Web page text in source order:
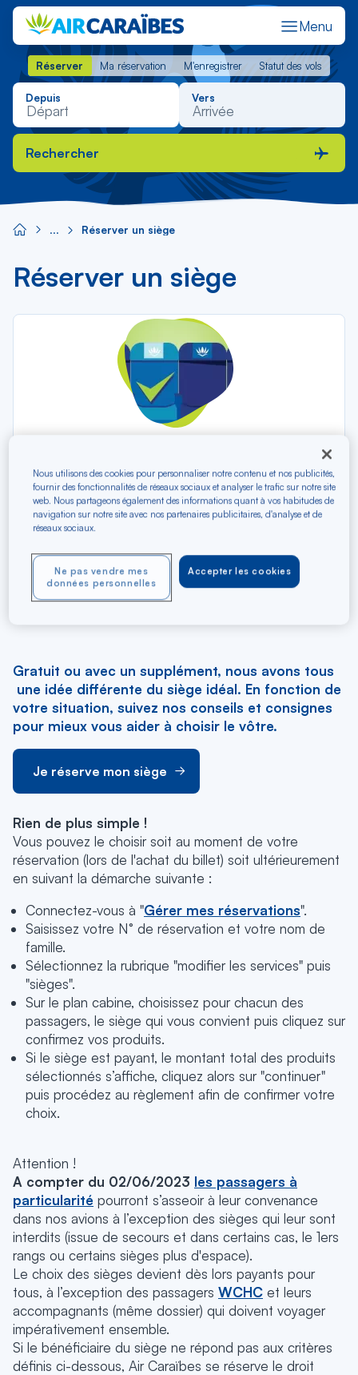
Menu
Réserver Ma réservation M'enregistrer Statut des vols
Réserver Ma réservation M'enregistrer Statut des vols
Depuis Vers
Rechercher
Réserver un siège
Réserver un siège
Gratuit ou avec un supplément, nous avons tous
une idée différente du siège idéal.
En fonction de votre situation, suivez nos
conseils et consignes pour mieux vous aider à
Gratuit ou avec un supplément, nous avons tous
une idée différente du siège idéal. En fonction de
votre situation, suivez nos conseils et consignes
pour mieux vous aider à choisir le vôtre.
Je réserve mon siège
Rien de plus simple !
Vous pouvez le choisir soit au moment de votre
réservation (lors de l'achat du billet) soit ultérieurement
en suivant la démarche suivante :
Connectez-vous à "Gérer mes réservations".
Saisissez votre N° de réservation et votre nom de
famille.
Sélectionnez la rubrique "modifier les services" puis
"sièges".
Sur le plan cabine, choisissez pour chacun des
passagers, le siège qui vous convient puis cliquez sur
confirmez vos produits.
Si le siège est payant, le montant total des produits
sélectionnés s’affiche, cliquez alors sur "continuer"
puis procédez au règlement afin de confirmer votre
choix.
Attention !
A compter du 02/06/2023 les passagers à
particularité pourront s’asseoir à leur convenance
dans nos avions à l’exception des sièges qui leur sont
interdits (issue de secours et dans certains cas, le 1ers
rangs ou certains sièges plus d'espace).
Le choix des sièges devient dès lors payants pour
tous, à l’exception des passagers WCHC et leurs
accompagnants (même dossier) qui doivent voyager
impérativement ensemble.
Si le bénéficiaire du siège ne répond pas aux critères
définis ci-dessous, Air Caraïbes se réserve le droit
Nous utilisons des cookies pour personnaliser notre contenu et nos publicités,
fournir des fonctionnalités de réseaux sociaux et analyser le trafic sur notre site
web. Nous partageons également des informations quant à vos habitudes de
navigation sur notre site avec nos partenaires publicitaires, d'analyse et de
réseaux sociaux.
Accepter les cookies
Ne pas vendre mes
données personnelles